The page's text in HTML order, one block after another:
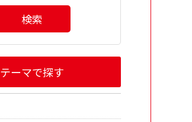
検索
テーマで探す